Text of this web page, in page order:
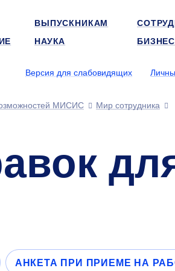
ВЫПУСКНИКАМ
НАУКА
Версия для слабовидящих
МИСИС
Мир сотрудника
АНКЕТА ПРИ ПРИЕМЕ НА